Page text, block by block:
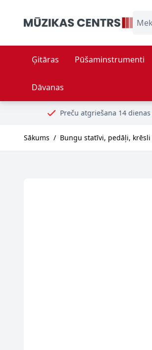
Ģitāras Pūšaminstrumenti
Dāvanas
Preču atgriešana 14 dienas
Sākums / Bungu statīvi, pedāļi,